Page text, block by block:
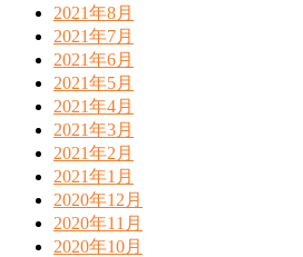
2021年8月
2021年7月
2021年6月
2021年5月
2021年4月
2021年3月
2021年2月
2021年1月
2020年12月
2020年11月
2020年10月